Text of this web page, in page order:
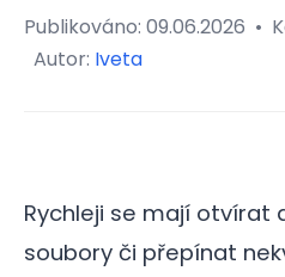
Publikováno: 09.06.2026 •
Autor: Iveta
Rychleji se mají otvírat
soubory či přepínat